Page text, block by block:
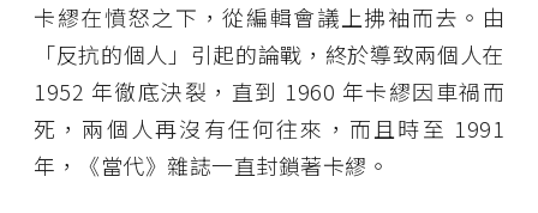
卡繆在憤怒之下，從編輯會議上拂袖而去。由
「反抗的個人」引起的論戰，終於導致兩個人在
1952 年徹底決裂，直到 1960 年卡繆因車禍而
死，兩個人再沒有任何往來，而且時至 1991
年，《當代》雜誌一直封鎖著卡繆。